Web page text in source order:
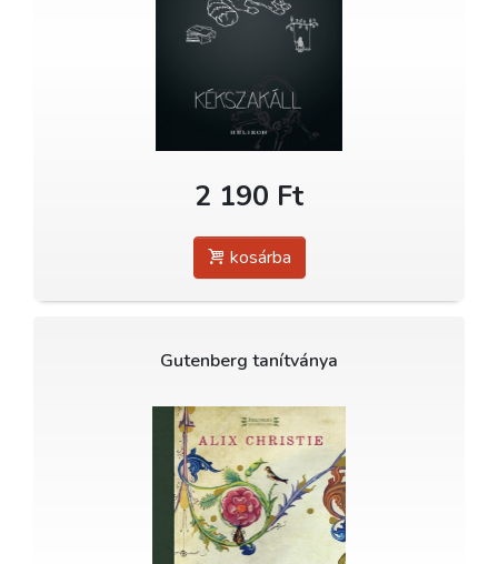
2 190 Ft
kosárba
Gutenberg tanítványa